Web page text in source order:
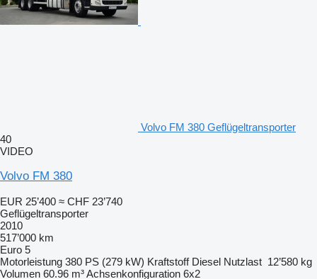
Volvo FM 380 Geflügeltransporter
40
VIDEO
Volvo FM 380
EUR 25’400 ≈ CHF 23’740
Geflügeltransporter
2010
517’000 km
Euro 5
Motorleistung 380 PS (279 kW) Kraftstoff Diesel Nutzlast 12’580 kg
Volumen 60.96 m³Achsenkonfiguration 6x2